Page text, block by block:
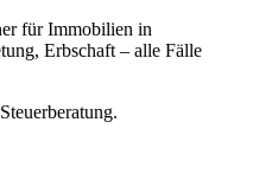
für Immobilien in
Erbschaft – alle Fälle